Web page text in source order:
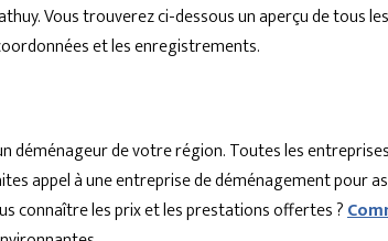
Vous trouverez ci-dessous un aperçu de tous
et les enregistrements.
déménageur de votre région. Toutes les
appel à une entreprise de déménagement pour
connaître les prix et les prestations offertes ?